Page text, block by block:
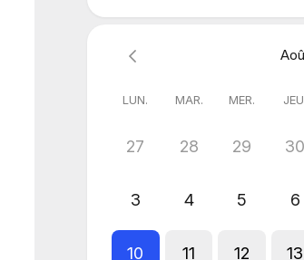
LUN. MAR. MER.
27 28 29 30
3 4 5 6
10 11 12 13